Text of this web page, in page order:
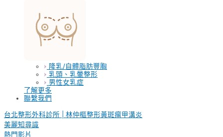
隆乳/自體脂肪豐胸
乳頭、乳暈整形
男性女乳症
了解更多
聯繫我們
台北整形外科診所 | 林仲樞整形黃斑瘤甲溝炎
美麗知尋識
熱門影片